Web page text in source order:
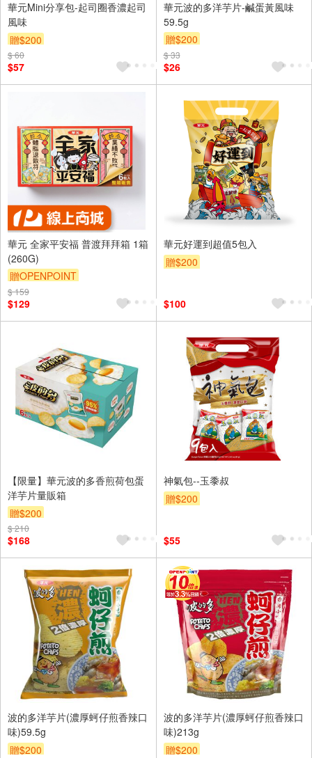
華元Mini分享包-起司圈香濃起司
風味
贈$200
$ 60
$57
華元波的多洋芋片-鹹蛋黃風味
59.5g
贈$200
$ 33
$26
華元 全家平安福 普渡拜拜箱 1箱
(260G)
贈OPENPOINT
$ 159
$129
華元好運到超值5包入
贈$200
$100
【限量】華元波的多香煎荷包蛋
洋芋片量販箱
贈$200
$ 210
$168
神氣包--玉黍叔
贈$200
$55
波的多洋芋片(濃厚蚵仔煎香辣口
味)59.5g
贈$200
波的多洋芋片(濃厚蚵仔煎香辣口
味)213g
贈$200